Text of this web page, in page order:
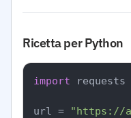
Ricetta per Python
import requests
url = "https://